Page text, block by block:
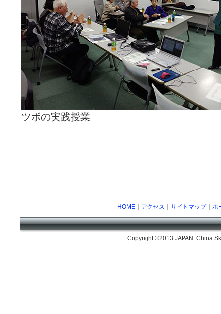
ツボの実践授業
HOME アクセス サイトマップ｜ ホ
Copyright ©2013 JAPAN. China